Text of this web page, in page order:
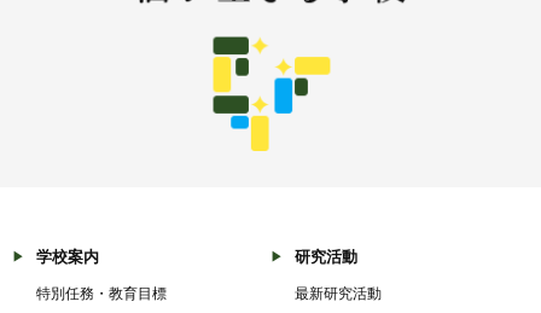
学校案内
特別任務・教育目標
研究活動
最新研究活動